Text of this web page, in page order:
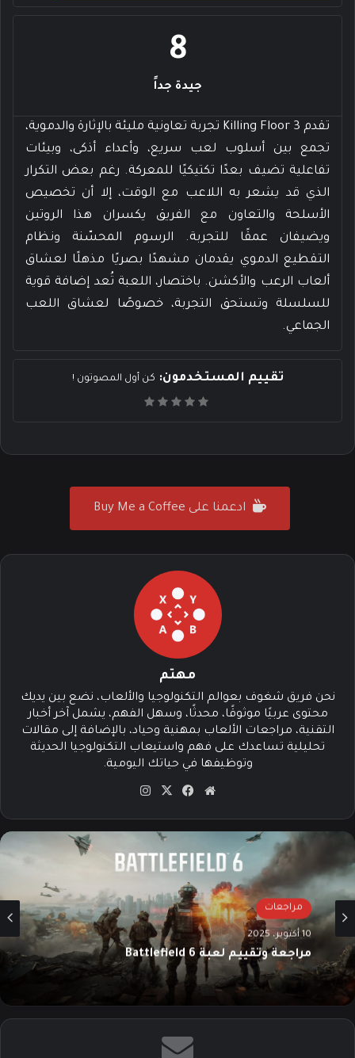
8
جيدة جداً
تقدم Killing Floor 3 تجربة تعاونية مليئة بالإثارة والدموية،
تجمع بين أسلوب لعب سريع، وأعداء أذكى، وبيئات
تفاعلية تضيف بعدًا تكتيكيًا للمعركة. رغم بعض التكرار
الذي قد يشعر به اللاعب مع الوقت، إلا أن تخصيص
الأسلحة والتعاون مع الفريق يكسران هذا الروتين
ويضيفان عمقًا للتجربة. الرسوم المحسّنة ونظام
التقطيع الدموي يقدمان مشهدًا بصريًا مذهلًا لعشاق
ألعاب الرعب والأكشن. باختصار، اللعبة تُعد إضافة قوية
للسلسلة وتستحق التجربة، خصوصًا لعشاق اللعب
الجماعي.
تقييم المستخدمون: كن أول المصوتون !
ادعمنا على Buy Me a Coffee
مهتم
نحن فريق شغوف بعوالم التكنولوجيا والألعاب، نضع بين يديك
محتوى عربيًا موثوقًا، محدثًا، وسهل الفهم، يشمل آخر أخبار
التقنية، مراجعات الألعاب بمهنية وحياد، بالإضافة إلى مقالات
تحليلية تساعدك على فهم واستيعاب التكنولوجيا الحديثة
وتوظيفها في حياتك اليومية.
موق
في
‫X
مراجعات
10 أكتوبر، 2025
مراجعة وتقييم لعبة Battlefield 6
مراجعات
28 سبتمبر، 2025